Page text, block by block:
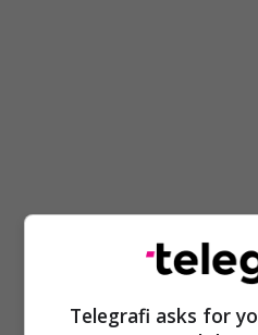
Telegrafi asks for